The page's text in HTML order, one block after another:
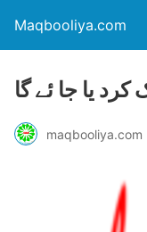
Maqbooliya.com
کرد یا جا ئے گا
maqbooliya.com